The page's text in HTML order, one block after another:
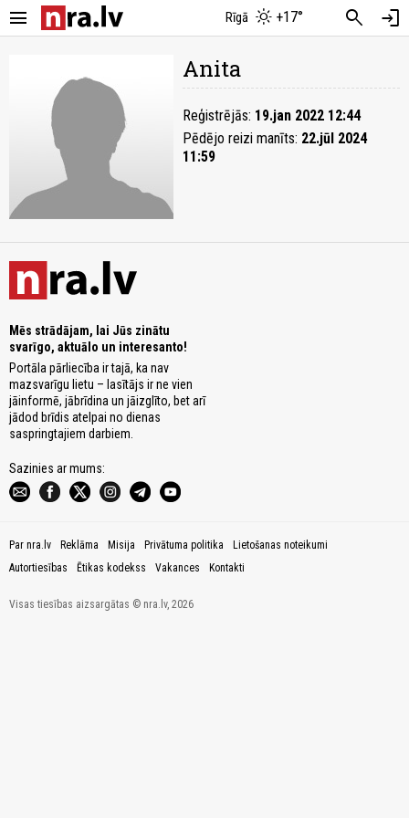
menu Rīgā +17° search login
Anita
Reģistrējās: 19.jan 2022 12:44
Pēdējo reizi manīts: 22.jūl 2024
11:59
Mēs strādājam, lai Jūs zinātu
svarīgo, aktuālo un interesanto!
Portāla pārliecība ir tajā, ka nav
mazsvarīgu lietu – lasītājs ir ne vien
jāinformē, jābrīdina un jāizglīto, bet arī
jādod brīdis atelpai no dienas
saspringtajiem darbiem.
Sazinies ar mums:
Par nra.lv Reklāma Misija Privātuma politika
Lietošanas noteikumi
Autortiesības
Ētikas kodekss Vakances Kontakti
Visas tiesības aizsargātas © nra.lv, 2026